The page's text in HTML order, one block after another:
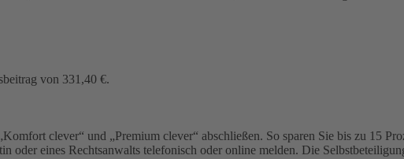
von 331,40 €.
clever“ und „Premium clever“ abschließen. So sparen Sie bis zu 15
oder eines Rechtsanwalts telefonisch oder online melden. Die